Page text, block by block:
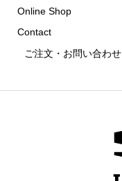
Online Shop
Contact
ご注文・お問い合わせ